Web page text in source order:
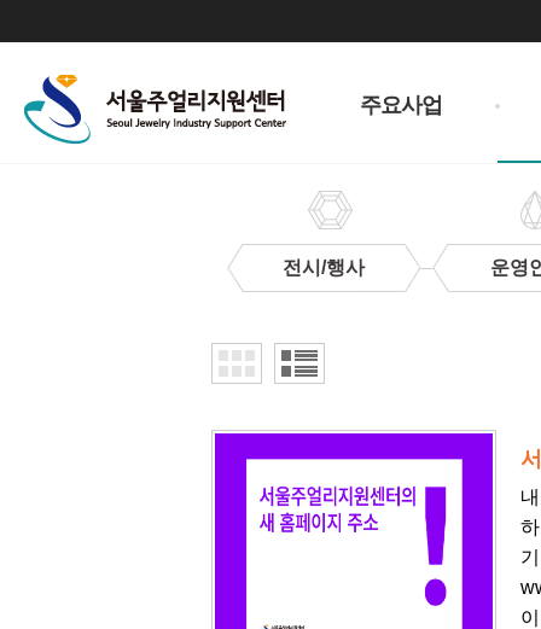
주요사업
전시/행사 운영
사
업